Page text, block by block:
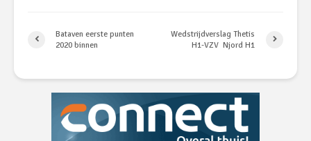
Bataven eerste punten
2020 binnen
Wedstrijdverslag Thetis
H1-VZV Njord H1